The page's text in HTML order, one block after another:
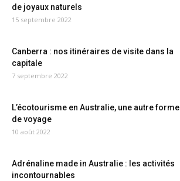
de joyaux naturels
15 septembre 2022
Canberra : nos itinéraires de visite dans la
capitale
7 septembre 2022
L’écotourisme en Australie, une autre forme
de voyage
10 août 2022
Adrénaline made in Australie : les activités
incontournables